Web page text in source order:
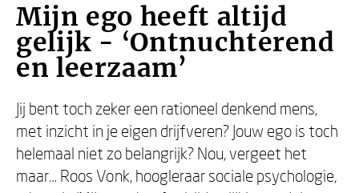
Mijn ego heeft altijd
gelijk - ‘Ontnuchterend
en leerzaam’
Jij bent toch zeker een rationeel denkend mens,
met inzicht in je eigen drijfveren? Jouw ego is toch
helemaal niet zo belangrijk? Nou, vergeet het
maar… Roos Vonk, hoogleraar sociale psychologie,